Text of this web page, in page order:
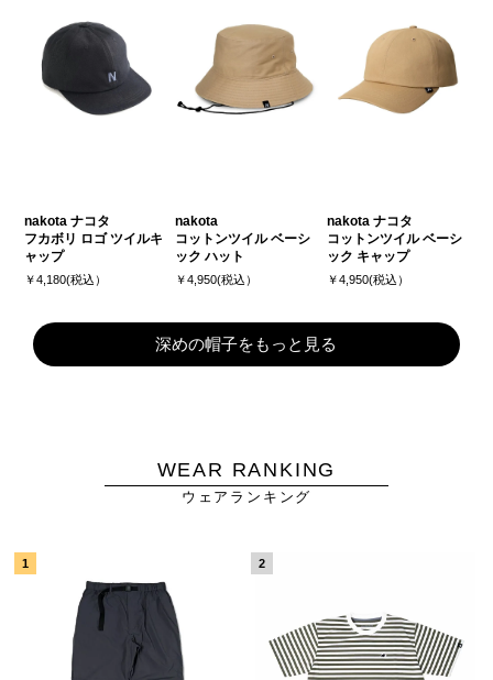
nakota ナコタ
フカボリ ロゴ ツイルキ
ャップ
￥4,180(税込）
nakota
コットンツイル ベーシ
ック ハット
￥4,950(税込）
nakota ナコタ
コットンツイル ベーシ
ック キャップ
￥4,950(税込）
深めの帽子をもっと見る
WEAR RANKING
ウェアランキング